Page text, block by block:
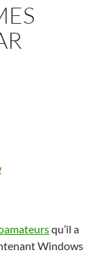
qu’il a
Windows